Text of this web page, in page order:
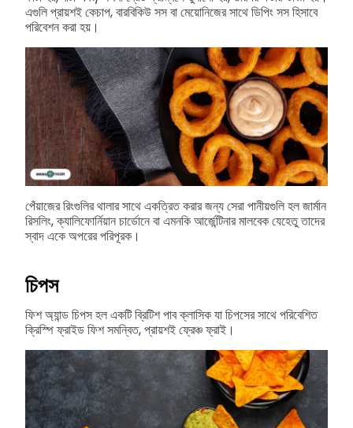
এগুলি প্রায়শই কেচাপ, বারবিকিউ সস বা মেয়োনিজের সাথে ডিপিং সস হিসাবে
পরিবেশন করা হয়।
পেঁয়াজের রিংগুলির থালার সাথে একত্রিত করার জন্য সেরা পানীয়গুলি হল জার্মান
রিসলিং, ক্যালিফোর্নিয়ান চার্ডোনে বা এমনকি আর্জেন্টিনার মালবেক যেহেতু তাদের
স্বাদ একে অপরের পরিপূরক।
চিপস
ফিশ অ্যান্ড চিপস হল একটি ব্রিটিশ পাব ক্লাসিক যা চিপসের সাথে পরিবেশিত
ক্রিস্পি ফ্রাইড ফিশ সমন্বিত, প্রায়শই ফ্রেঞ্চ ফ্রাই।